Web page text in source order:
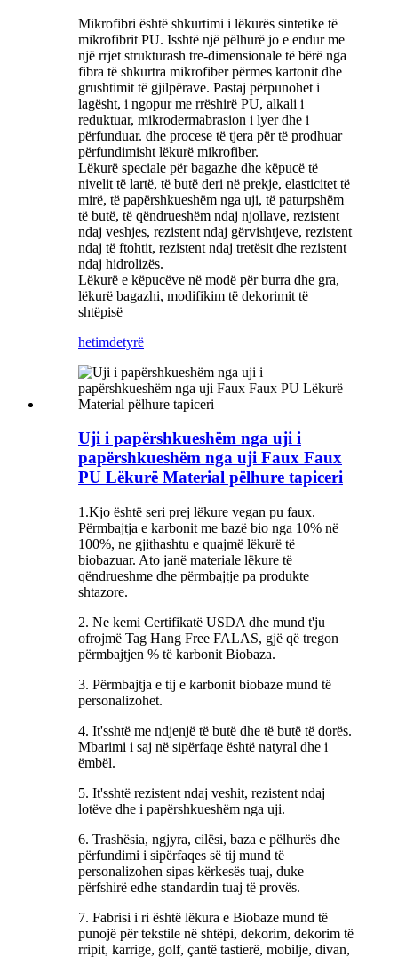
Mikrofibri është shkurtimi i lëkurës sintetike të
mikrofibrit PU. Isshtë një pëlhurë jo e endur me
një rrjet strukturash tre-dimensionale të bërë nga
fibra të shkurtra mikrofiber përmes kartonit dhe
grushtimit të gjilpërave. Pastaj përpunohet i
lagësht, i ngopur me rrëshirë PU, alkali i
reduktuar, mikrodermabrasion i lyer dhe i
përfunduar. dhe procese të tjera për të prodhuar
përfundimisht lëkurë mikrofiber.
Lëkurë speciale për bagazhe dhe këpucë të
nivelit të lartë, të butë deri në prekje, elasticitet të
mirë, të papërshkueshëm nga uji, të paturpshëm
të butë, të qëndrueshëm ndaj njollave, rezistent
ndaj veshjes, rezistent ndaj gërvishtjeve, rezistent
ndaj të ftohtit, rezistent ndaj tretësit dhe rezistent
ndaj hidrolizës.
Lëkurë e këpucëve në modë për burra dhe gra,
lëkurë bagazhi, modifikim të dekorimit të
shtëpisë
hetimdetyrë
Uji i papërshkueshëm nga uji i
papërshkueshëm nga uji Faux Faux
PU Lëkurë Material pëlhure tapiceri
1.Kjo është seri prej lëkure vegan pu faux.
Përmbajtja e karbonit me bazë bio nga 10% në
100%, ne gjithashtu e quajmë lëkurë të
biobazuar. Ato janë materiale lëkure të
qëndrueshme dhe përmbajtje pa produkte
shtazore.
2. Ne kemi Certifikatë USDA dhe mund t'ju
ofrojmë Tag Hang Free FALAS, gjë që tregon
përmbajtjen % të karbonit Biobaza.
3. Përmbajtja e tij e karbonit biobaze mund të
personalizohet.
4. It'sshtë me ndjenjë të butë dhe të butë të dorës.
Mbarimi i saj në sipërfaqe është natyral dhe i
ëmbël.
5. It'sshtë rezistent ndaj veshit, rezistent ndaj
lotëve dhe i papërshkueshëm nga uji.
6. Trashësia, ngjyra, cilësi, baza e pëlhurës dhe
përfundimi i sipërfaqes së tij mund të
personalizohen sipas kërkesës tuaj, duke
përfshirë edhe standardin tuaj të provës.
7. Fabrisi i ri është lëkura e Biobaze mund të
punojë për tekstile në shtëpi, dekorim, dekorim të
rripit, karrige, golf, çantë tastierë, mobilje, divan,